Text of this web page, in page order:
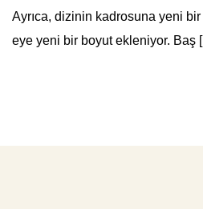
Ayrıca, dizinin kadrosuna yeni bir
eye yeni bir boyut ekleniyor. Baş